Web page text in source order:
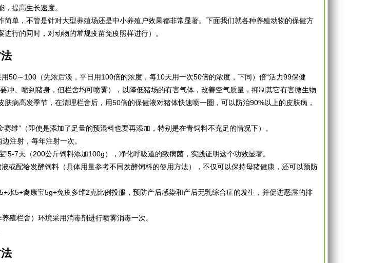
提高生长速度。
简单，不管是针对大型养殖场还是中小养殖户效果都非常显著。下面我们就各种养殖动物的保健方
行的同时，对动物的常规疫苗免疫照样进行）。
50～100（先浓后淡，平日用100倍的浓度，每10天用一次50倍的浓度，下同）倍“活力99保健
冲、喷到猪身，但栏舍均可喷雾），以降低猪场的有害气体，改善空气质量，抑制其它有害微生物
病高发季节，在清理栏舍后，用50倍的保健液对猪体快速喷一圈，可以防治90%以上的皮肤病，
维”（即使是添加了足量的预混料也要再添加，特别是在青饲料不充足的情况下）。
注射，每年注射一次。
”5-7天（200公斤饲料添加100g），净化呼吸道的致病菌，实践证明这个功效显著。
或配给发酵饲料（具体用量参考不同发酵饲料的使用方法），不仅可以保持母猪健康，还可以预防
水5+禽康宝5g+免疫多维2克比例投服，预防产后感染和产后无乳综合症的发生，并促进恶露的排
殖栏舍）环境采用消毒剂进行喷雾消毒一次。